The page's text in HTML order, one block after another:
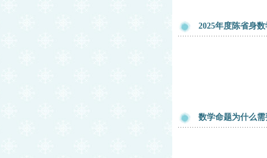
2025年度陈省身
数学命题为什么